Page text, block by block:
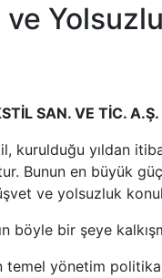
ve
SAN. VE TİC.
kurulduğu yıldan
Bunun en büyük
ve yolsuzluk
böyle bir şeye
temel yönetim